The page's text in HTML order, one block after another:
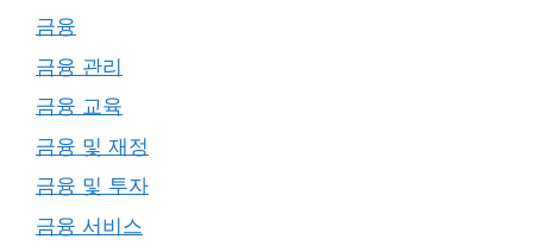
금융
금융 관리
금융 교육
금융 및 재정
금융 및 투자
금융 서비스